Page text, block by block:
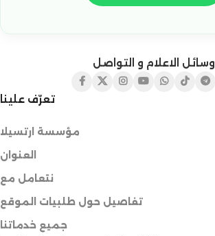
وسائل الاعلام و التواصل
تعرّف علينا
مؤسسة ارتسيلا
العنوان
نتعامل مع
تفاصيل حول طلبيات الموقع
جميع خدماتنا